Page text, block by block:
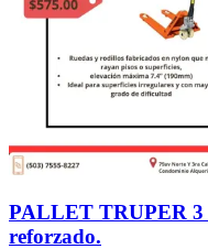
PALLET TRUPER 3
reforzado.